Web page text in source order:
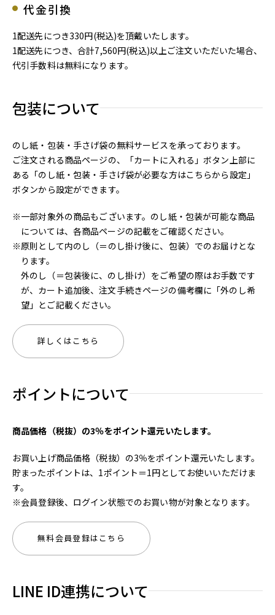
代金引換
1配送先につき330円(税込)を頂戴いたします。
1配送先につき、合計7,560円(税込)以上ご注文いただいた場合、
代引手数料は無料になります。
包装について
のし紙・包装・手さげ袋の無料サービスを承っております。
ご注文される商品ページの、「カートに入れる」ボタン上部に
ある「のし紙・包装・手さげ袋が必要な方はこちらから設定」
ボタンから設定ができます。
※一部対象外の商品もございます。のし紙・包装が可能な商品
については、各商品ページの記載をご確認ください。
※原則として内のし（＝のし掛け後に、包装）でのお届けとな
ります。
外のし（＝包装後に、のし掛け）をご希望の際はお手数です
が、カート追加後、注文手続きページの備考欄に「外のし希
望」とご記載ください。
詳しくはこちら
ポイントについて
商品価格（税抜）の3％をポイント還元いたします。
お買い上げ商品価格（税抜）の3％をポイント還元いたします。
貯まったポイントは、1ポイント＝1円としてお使いいただけま
す。
※会員登録後、ログイン状態でのお買い物が対象となります。
無料会員登録はこちら
LINE ID連携について